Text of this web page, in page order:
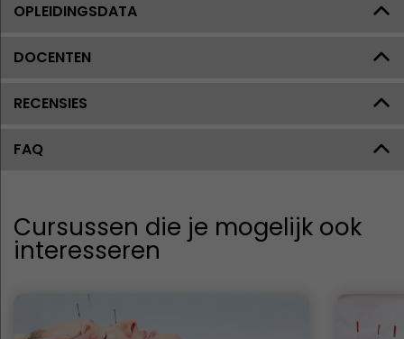
OPLEIDINGSDATA
DOCENTEN
RECENSIES
FAQ
Cursussen die je mogelijk ook
interesseren